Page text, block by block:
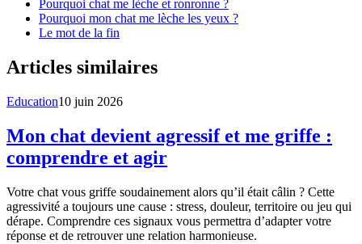
Pourquoi chat me lèche et ronronne ?
Pourquoi mon chat me lèche les yeux ?
Le mot de la fin
Articles similaires
Education10 juin 2026
Mon chat devient agressif et me griffe :
comprendre et agir
Votre chat vous griffe soudainement alors qu’il était câlin ? Cette
agressivité a toujours une cause : stress, douleur, territoire ou jeu qui
dérape. Comprendre ces signaux vous permettra d’adapter votre
réponse et de retrouver une relation harmonieuse.